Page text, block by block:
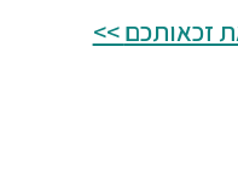
זכאותכם>>